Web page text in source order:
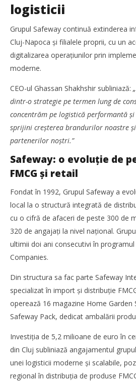
TransLogistica România 2026
transport și logistică la București
Noua conexiune ferry
dezvoltarea transportului de
Negre
logisticii
Grupul Safeway continuă extinderea
Cluj-Napoca și filialele proprii, cu un
digitalizarea operațiunilor prin
moderne.
CEO-ul Ghassan Shakhshir subliniază:
dintr-o strategie pe termen lung de
concentrăm pe logistică performantă
sprijini creșterea brandurilor noastre
partenerilor noștri.”
Safeway: o evoluție de
FMCG și retail
Fondat în 1992, Grupul Safeway a
local la o structură integrată de
cu o cifră de afaceri de peste 300 de
320 de angajați la nivel național.
ultimii doi ani consecutivi în
Companies.
Din structura sa fac parte Safeway
specializat în import și distribuție
operează 16 magazine Home Garden
Safeway Pack, dedicat ambalării
Investiția de 5,2 milioane de euro în
din Cluj subliniază angajamentul
unei logisticii moderne și scalabile,
regional în distribuția de produse